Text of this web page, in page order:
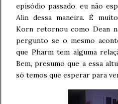
episódio passado, eu não
Alin dessa maneira. É
Korn retornou como Dean
pergunto se o mesmo
que Pharm tem alguma
Bem, presumo que a essa
só temos que esperar para